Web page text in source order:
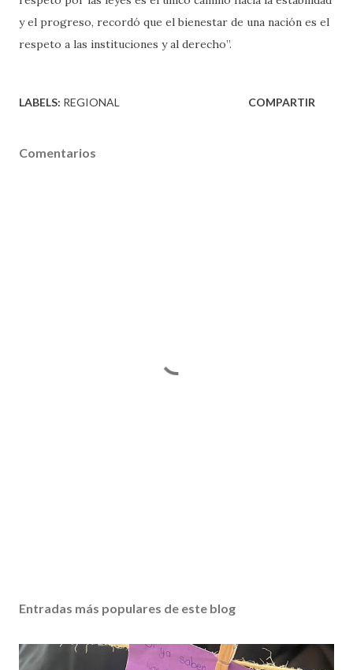
y el progreso, recordó que el bienestar de una nación es el
respeto a las instituciones y al derecho”.
LABELS: REGIONAL COMPARTIR
Comentarios
Entradas más populares de este blog